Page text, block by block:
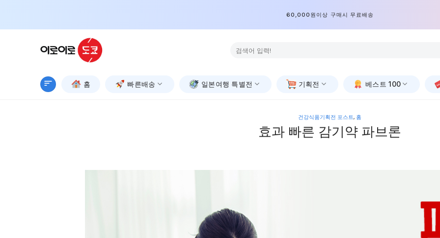
content
60,000원이상 구매시 무료배송
색:
홈 빠른배송 일본여행 특별전 기획전 베스트 100
건강식품기획전 포스트,홈
효과 빠른 감기약 파브론